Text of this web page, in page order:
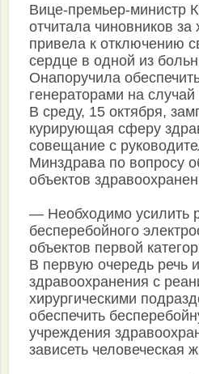
Вице-премьер-министр
отчитала чиновников за
привела к отключению
сердце в одной из
Онапоручила
генераторами на
В среду, 15 октября,
курирующая сферу
совещание с
Минздрава по вопросу
объектов
— Необходимо усилить
бесперебойного
объектов первой
В первую очередь речь
здравоохранения с
хирургическими
обеспечить
учреждения
зависеть человеческая